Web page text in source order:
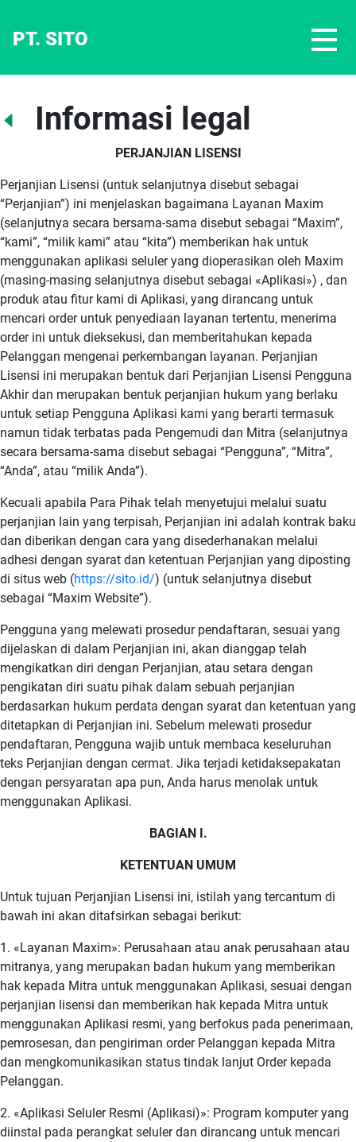
PT. SITO
Informasi legal
PERJANJIAN LISENSI
Perjanjian Lisensi (untuk selanjutnya disebut sebagai
“Perjanjian”) ini menjelaskan bagaimana Layanan Maxim
(selanjutnya secara bersama-sama disebut sebagai “Maxim”,
“kami”, “milik kami” atau “kita”) memberikan hak untuk
menggunakan aplikasi seluler yang dioperasikan oleh Maxim
(masing-masing selanjutnya disebut sebagai «Aplikasi») , dan
produk atau fitur kami di Aplikasi, yang dirancang untuk
mencari order untuk penyediaan layanan tertentu, menerima
order ini untuk dieksekusi, dan memberitahukan kepada
Pelanggan mengenai perkembangan layanan. Perjanjian
Lisensi ini merupakan bentuk dari Perjanjian Lisensi Pengguna
Akhir dan merupakan bentuk perjanjian hukum yang berlaku
untuk setiap Pengguna Aplikasi kami yang berarti termasuk
namun tidak terbatas pada Pengemudi dan Mitra (selanjutnya
secara bersama-sama disebut sebagai “Pengguna”, “Mitra”,
“Anda”, atau “milik Anda”).
Kecuali apabila Para Pihak telah menyetujui melalui suatu
perjanjian lain yang terpisah, Perjanjian ini adalah kontrak baku
dan diberikan dengan cara yang disederhanakan melalui
adhesi dengan syarat dan ketentuan Perjanjian yang diposting
di situs web (https://sito.id/) (untuk selanjutnya disebut
sebagai “Maxim Website”).
Pengguna yang melewati prosedur pendaftaran, sesuai yang
dijelaskan di dalam Perjanjian ini, akan dianggap telah
mengikatkan diri dengan Perjanjian, atau setara dengan
pengikatan diri suatu pihak dalam sebuah perjanjian
berdasarkan hukum perdata dengan syarat dan ketentuan yang
ditetapkan di Perjanjian ini. Sebelum melewati prosedur
pendaftaran, Pengguna wajib untuk membaca keseluruhan
teks Perjanjian dengan cermat. Jika terjadi ketidaksepakatan
dengan persyaratan apa pun, Anda harus menolak untuk
menggunakan Aplikasi.
BAGIAN I.
KETENTUAN UMUM
Untuk tujuan Perjanjian Lisensi ini, istilah yang tercantum di
bawah ini akan ditafsirkan sebagai berikut:
1. «Layanan Maxim»: Perusahaan atau anak perusahaan atau
mitranya, yang merupakan badan hukum yang memberikan
hak kepada Mitra untuk menggunakan Aplikasi, sesuai dengan
perjanjian lisensi dan memberikan hak kepada Mitra untuk
menggunakan Aplikasi resmi, yang berfokus pada penerimaan,
pemrosesan, dan pengiriman order Pelanggan kepada Mitra
dan mengkomunikasikan status tindak lanjut Order kepada
Pelanggan.
2. «Aplikasi Seluler Resmi (Aplikasi)»: Program komputer yang
diinstal pada perangkat seluler dan dirancang untuk mencari